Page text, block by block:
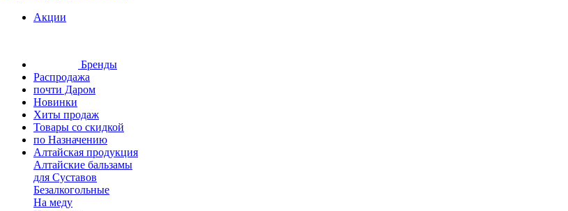
Акции
Бренды
Распродажа
почти Даром
Новинки
Хиты продаж
Товары со скидкой
по Назначению
Алтайская продукция
Алтайские бальзамы
для Суставов
Безалкогольные
На меду